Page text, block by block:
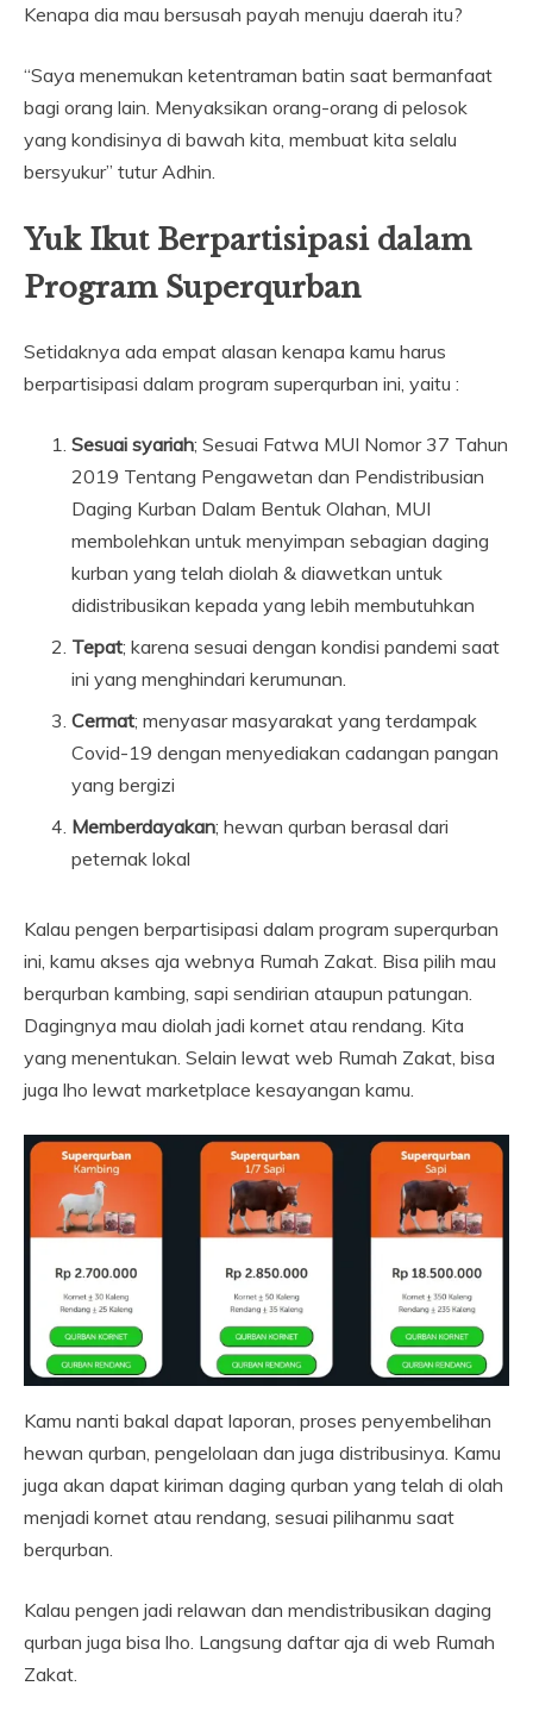
Kenapa dia mau bersusah payah menuju daerah itu?
“Saya menemukan ketentraman batin saat bermanfaat
bagi orang lain. Menyaksikan orang-orang di pelosok
yang kondisinya di bawah kita, membuat kita selalu
bersyukur” tutur Adhin.
Yuk Ikut Berpartisipasi dalam
Program Superqurban
Setidaknya ada empat alasan kenapa kamu harus
berpartisipasi dalam program superqurban ini, yaitu :
Sesuai syariah; Sesuai Fatwa MUI Nomor 37 Tahun
2019 Tentang Pengawetan dan Pendistribusian
Daging Kurban Dalam Bentuk Olahan, MUI
membolehkan untuk menyimpan sebagian daging
kurban yang telah diolah & diawetkan untuk
didistribusikan kepada yang lebih membutuhkan
Tepat; karena sesuai dengan kondisi pandemi saat
ini yang menghindari kerumunan.
Cermat; menyasar masyarakat yang terdampak
Covid-19 dengan menyediakan cadangan pangan
yang bergizi
Memberdayakan; hewan qurban berasal dari
peternak lokal
Kalau pengen berpartisipasi dalam program superqurban
ini, kamu akses aja webnya Rumah Zakat. Bisa pilih mau
berqurban kambing, sapi sendirian ataupun patungan.
Dagingnya mau diolah jadi kornet atau rendang. Kita
yang menentukan. Selain lewat web Rumah Zakat, bisa
juga lho lewat marketplace kesayangan kamu.
Kamu nanti bakal dapat laporan, proses penyembelihan
hewan qurban, pengelolaan dan juga distribusinya. Kamu
juga akan dapat kiriman daging qurban yang telah di olah
menjadi kornet atau rendang, sesuai pilihanmu saat
berqurban.
Kalau pengen jadi relawan dan mendistribusikan daging
qurban juga bisa lho. Langsung daftar aja di web Rumah
Zakat.